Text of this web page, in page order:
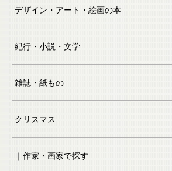
デザイン・アート・絵画の本
紀行・小説・文学
雑誌・紙もの
クリスマス
｜作家・画家で探す